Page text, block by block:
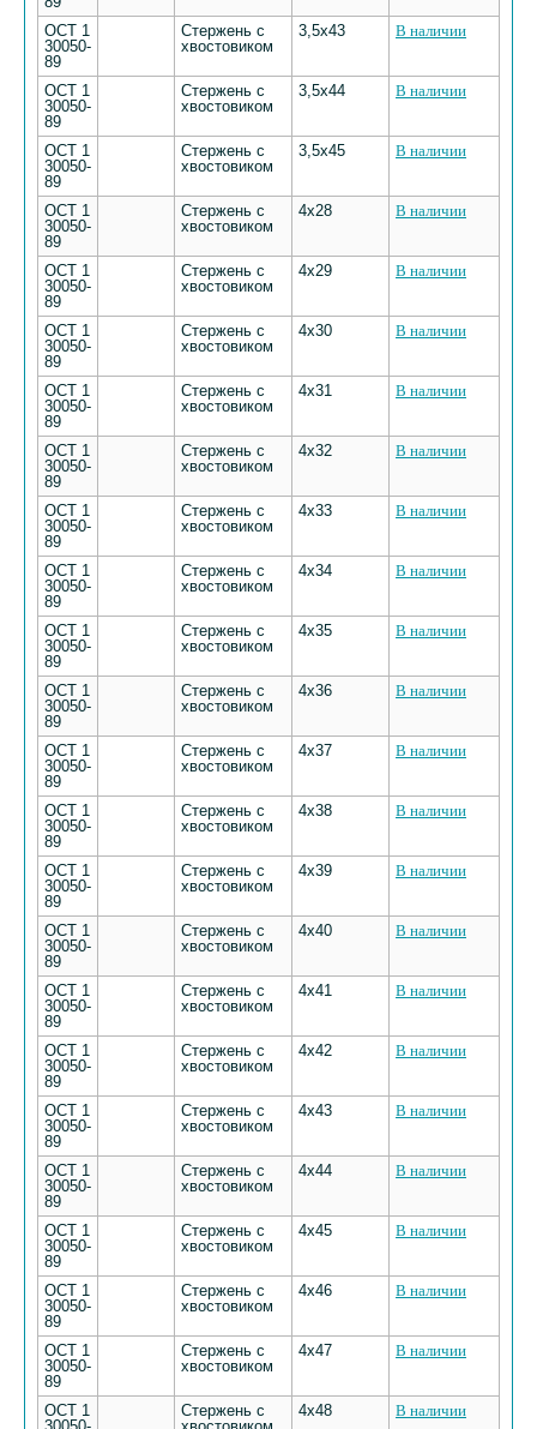
ОСТ 1
30050-
89
Стержень с
хвостовиком
3,5х43 В наличии
ОСТ 1
30050-
89
Стержень с
хвостовиком
3,5х44 В наличии
ОСТ 1
30050-
89
Стержень с
хвостовиком
3,5х45 В наличии
ОСТ 1
30050-
89
Стержень с
хвостовиком
4х28 В наличии
ОСТ 1
30050-
89
Стержень с
хвостовиком
4х29 В наличии
ОСТ 1
30050-
89
Стержень с
хвостовиком
4х30 В наличии
ОСТ 1
30050-
89
Стержень с
хвостовиком
4х31 В наличии
ОСТ 1
30050-
89
Стержень с
хвостовиком
4х32 В наличии
ОСТ 1
30050-
89
Стержень с
хвостовиком
4х33 В наличии
ОСТ 1
30050-
89
Стержень с
хвостовиком
4х34 В наличии
ОСТ 1
30050-
89
Стержень с
хвостовиком
4х35 В наличии
ОСТ 1
30050-
89
Стержень с
хвостовиком
4х36 В наличии
ОСТ 1
30050-
89
Стержень с
хвостовиком
4х37 В наличии
ОСТ 1
30050-
89
Стержень с
хвостовиком
4х38 В наличии
ОСТ 1
30050-
89
Стержень с
хвостовиком
4х39 В наличии
ОСТ 1
30050-
89
Стержень с
хвостовиком
4х40 В наличии
ОСТ 1
30050-
89
Стержень с
хвостовиком
4х41 В наличии
ОСТ 1
30050-
89
Стержень с
хвостовиком
4х42 В наличии
ОСТ 1
30050-
89
Стержень с
хвостовиком
4х43 В наличии
ОСТ 1
30050-
89
Стержень с
хвостовиком
4х44 В наличии
ОСТ 1
30050-
89
Стержень с
хвостовиком
4х45 В наличии
ОСТ 1
30050-
89
Стержень с
хвостовиком
4х46 В наличии
ОСТ 1
30050-
89
Стержень с
хвостовиком
4х47 В наличии
ОСТ 1
Стержень с
4х48 В наличии